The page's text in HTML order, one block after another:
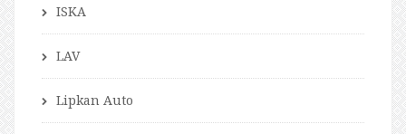
ISKA
LAV
Lipkan Auto